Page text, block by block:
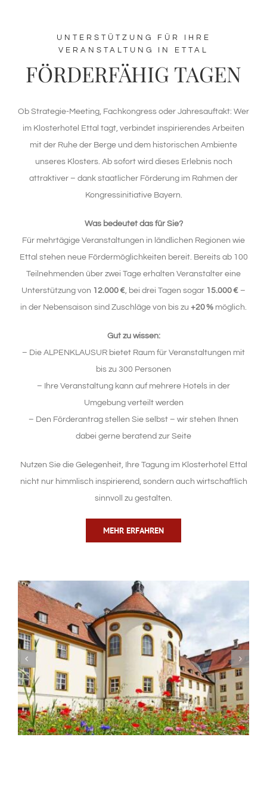
UNTERSTÜTZUNG FÜR IHRE
VERANSTALTUNG IN ETTAL
FÖRDERFÄHIG TAGEN
Ob Strategie-Meeting, Fachkongress oder Jahresauftakt: Wer
im Klosterhotel Ettal tagt, verbindet inspirierendes Arbeiten
mit der Ruhe der Berge und dem historischen Ambiente
unseres Klosters. Ab sofort wird dieses Erlebnis noch
attraktiver – dank staatlicher Förderung im Rahmen der
Kongressinitiative Bayern.
Was bedeutet das für Sie?
Für mehrtägige Veranstaltungen in ländlichen Regionen wie
Ettal stehen neue Fördermöglichkeiten bereit. Bereits ab 100
Teilnehmenden über zwei Tage erhalten Veranstalter eine
Unterstützung von 12.000 €, bei drei Tagen sogar 15.000 € –
in der Nebensaison sind Zuschläge von bis zu +20 % möglich.
Gut zu wissen:
– Die ALPENKLAUSUR bietet Raum für Veranstaltungen mit
bis zu 300 Personen
– Ihre Veranstaltung kann auf mehrere Hotels in der
Umgebung verteilt werden
– Den Förderantrag stellen Sie selbst – wir stehen Ihnen
dabei gerne beratend zur Seite
Nutzen Sie die Gelegenheit, Ihre Tagung im Klosterhotel Ettal
nicht nur himmlisch inspirierend, sondern auch wirtschaftlich
sinnvoll zu gestalten.
MEHR ERFAHREN